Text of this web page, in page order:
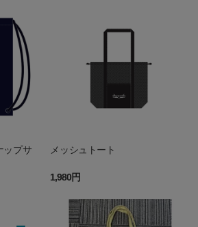
ップサ
メッシュトート
1,980円